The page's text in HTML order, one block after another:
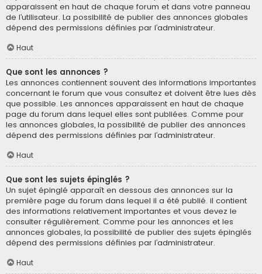
apparaissent en haut de chaque forum et dans votre panneau
de l’utilisateur. La possibilité de publier des annonces globales
dépend des permissions définies par l’administrateur.
Haut
Que sont les annonces ?
Les annonces contiennent souvent des informations importantes
concernant le forum que vous consultez et doivent être lues dès
que possible. Les annonces apparaissent en haut de chaque
page du forum dans lequel elles sont publiées. Comme pour
les annonces globales, la possibilité de publier des annonces
dépend des permissions définies par l’administrateur.
Haut
Que sont les sujets épinglés ?
Un sujet épinglé apparaît en dessous des annonces sur la
première page du forum dans lequel il a été publié. il contient
des informations relativement importantes et vous devez le
consulter régulièrement. Comme pour les annonces et les
annonces globales, la possibilité de publier des sujets épinglés
dépend des permissions définies par l’administrateur.
Haut